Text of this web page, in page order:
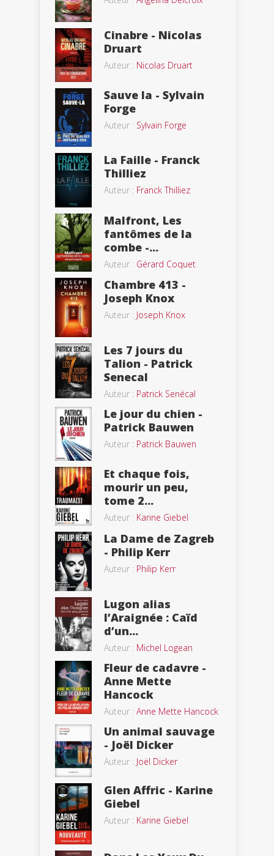
Cinabre - Nicolas
Druart
Auteur : Nicolas Druart
Sauve la - Sylvain
Forge
Auteur : Sylvain Forge
La Faille - Franck
Thilliez
Auteur : Franck Thilliez
Malfront, Les
fantômes de la
combe -...
Auteur : Gérard Coquet
Chambre 413 -
Joseph Knox
Auteur : Joseph Knox
Les 7 jours du
Talion - Patrick
Senecal
Auteur : Patrick Senécal
Le jour du chien -
Patrick Bauwen
Auteur : Patrick Bauwen
Et chaque fois,
mourir un peu,
tome 2...
Auteur : Karine Giebel
La Dame de Zagreb
- Philip Kerr
Auteur : Philip Kerr
Lugon alias
l’Araignée : Caïd
d’un...
Auteur : Michel Logean
Fleur de cadavre -
Anne Mette
Hancock
Auteur : Anne Mette Hancock
Un animal sauvage
- Joël Dicker
Auteur : Joël Dicker
Glen Affric - Karine
Giebel
Auteur : Karine Giebel